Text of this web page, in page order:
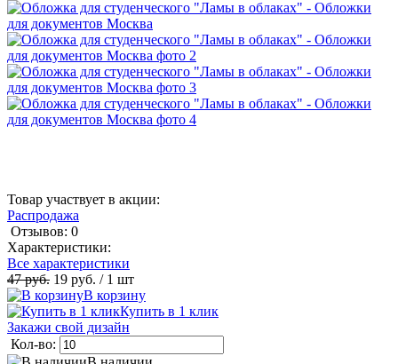
Товар участвует в акции:
Распродажа
Отзывов: 0
Характеристики:
Все характеристики
47 руб. 19 руб. / 1 шт
В корзину
Купить в 1 клик
Закажи свой дизайн
Кол-во: